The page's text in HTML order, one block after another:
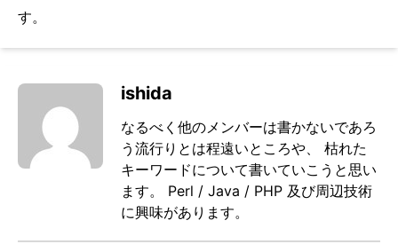
す。
ishida
なるべく他のメンバーは書かないであろ
う流行りとは程遠いところや、 枯れた
キーワードについて書いていこうと思い
ます。 Perl / Java / PHP 及び周辺技術
に興味があります。